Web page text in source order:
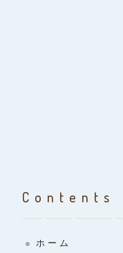
Contents
ホーム